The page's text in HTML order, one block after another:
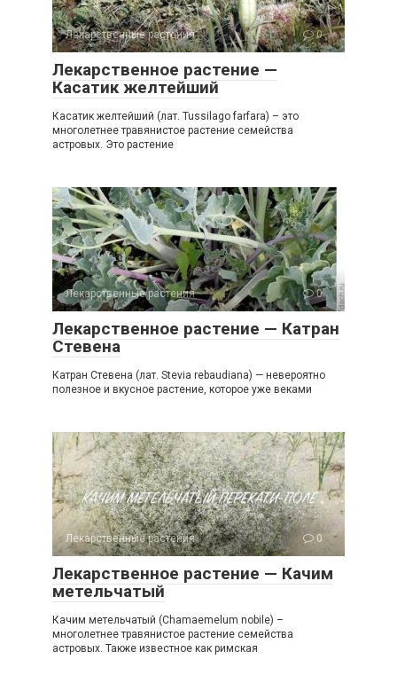
Лекарственные растения 0
Лекарственное растение —
Касатик желтейший
Касатик желтейший (лат. Tussilago farfara) – это
многолетнее травянистое растение семейства
астровых. Это растение
Лекарственные растения 0
Лекарственное растение — Катран
Стевена
Катран Стевена (лат. Stevia rebaudiana) — невероятно
полезное и вкусное растение, которое уже веками
Лекарственные растения 0
Лекарственное растение — Качим
метельчатый
Качим метельчатый (Chamaemelum nobile) –
многолетнее травянистое растение семейства
астровых. Также известное как римская